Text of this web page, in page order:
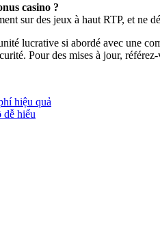
casino ?
sur des jeux à haut RTP, et
lucrative si abordé avec une
Pour des mises à jour,
hiệu quả
dễ hiểu